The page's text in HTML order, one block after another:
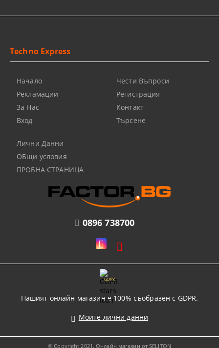
0896 738700
Techno Express
Начало
Рекламации
За Нас
Вход
Чести Въпроси
Регистрация
Контакт
Търсене
Лични Данни
ОБщи условия
ПРОБНА СТРАНИЦА
GDPR
Нашият онлайн магазин е 100% съобразен с GDPR.
Моите лични данни
© Copyright 2021. Онлайн магазин от SELITON